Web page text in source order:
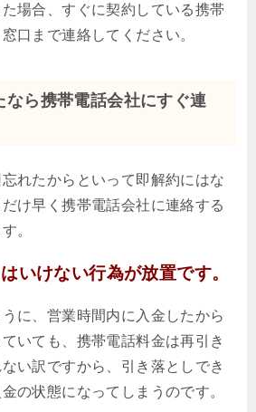
場合、すぐに契約している携帯
口まで連絡してください。
なら携帯電話会社にすぐ連
れたからといって即解約にはな
け早く携帯電話会社に連絡する
。
いけない行為が放置です。
に、営業時間内に入金したから
いても、携帯電話料金は再引き
い訳ですから、引き落としでき
の状態になってしまうのです。